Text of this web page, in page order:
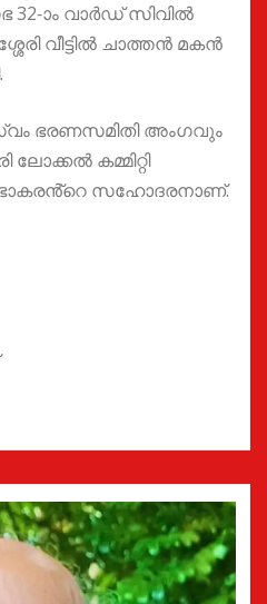
32-ാം വാർഡ് സിവിൽ
വീട്ടിൽ ചാത്തൻ മകൻ
ഭരണസമിതി അംഗവും
ലോക്കൽ കമ്മിറ്റി
സഹോദരനാണ്.